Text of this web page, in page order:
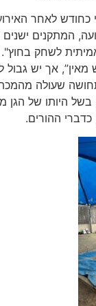
כחודש לאחר
המתקנים
לשחק בחוץ".
מאין”, אך יש
שעולה
היותו של הגן
ההורים.